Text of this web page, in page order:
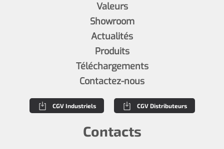
Valeurs
Showroom
Actualités
Produits
Téléchargements
Contactez-nous
CGV Industriels CGV Distributeurs
Contacts